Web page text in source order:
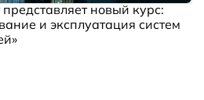
новый курс:
и эксплуатация систем